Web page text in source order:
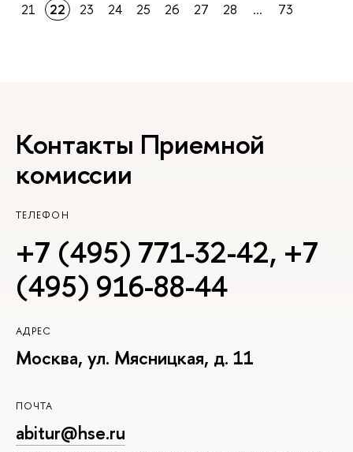
21
22 23 24 25 26 27 28 ... 73
Контакты Приемной
комиссии
ТЕЛЕФОН
+7 (495) 771-32-42, +7
(495) 916-88-44
АДРЕС
Москва, ул. Мясницкая, д. 11
ПОЧТА
abitur@hse.ru